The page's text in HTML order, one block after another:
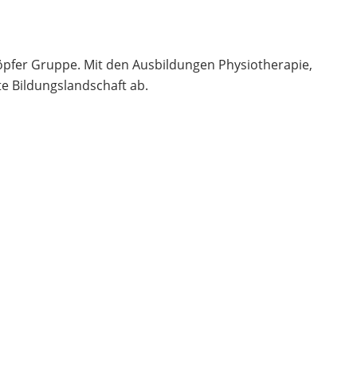
Gruppe. Mit den Ausbildungen Physiotherapie,
Bildungslandschaft ab.